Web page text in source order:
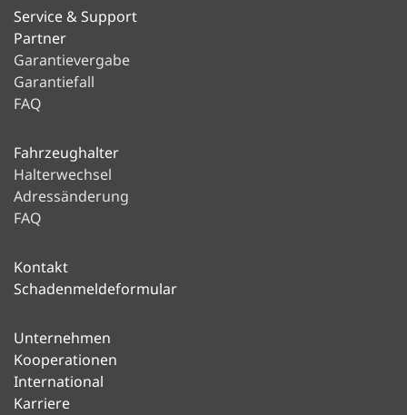
Service & Support
Partner
Garantievergabe
Garantiefall
FAQ
Fahrzeughalter
Halterwechsel
Adressänderung
FAQ
Kontakt
Schadenmeldeformular
Unternehmen
Kooperationen
International
Karriere